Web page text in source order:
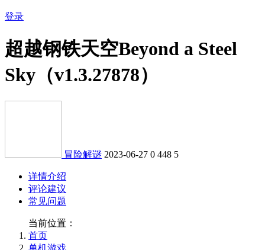
登录
超越钢铁天空Beyond a Steel
Sky（v1.3.27878）
冒险解谜 2023-06-27 0 448 5
详情介绍
评论建议
常见问题
当前位置：
首页
单机游戏